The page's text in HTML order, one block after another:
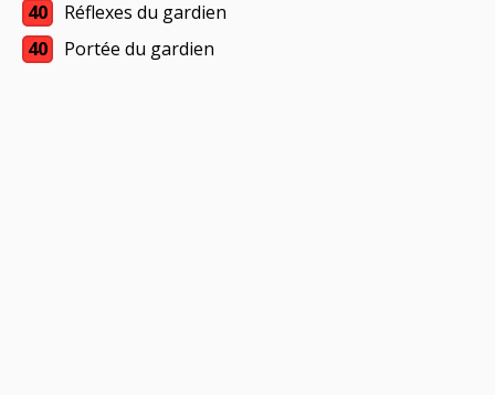
40
Réflexes du gardien
40
Portée du gardien